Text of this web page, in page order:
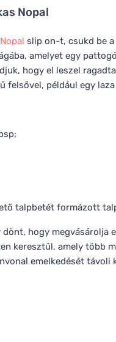
Nopal
Nopal slip on-t, csukd be a
amelyet egy
hogy el leszel
felsővel, például egy
talpbetét formázott
dönt, hogy megvásárolja
keresztül, amely több
emelkedését távoli